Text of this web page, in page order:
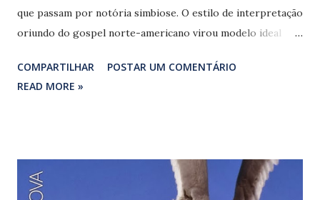
que passam por notória simbiose. O estilo de interpretação
oriundo do gospel norte-americano virou modelo ideal
fonográfica remanescente repetiu a receita dos manjados
projetos caça-níqueis travestidos de homenagem. Em outra
Toni Ferreira e Tulipa Ruiz, promissores representantes
da nova geração notadamente influenciada pela MPB,
COMPARTILHAR
POSTAR UM COMENTÁRIO
READ MORE »